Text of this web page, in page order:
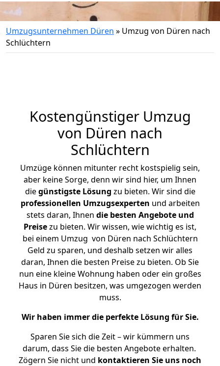
Umzugsunternehmen Düren » Umzug von Düren nach
Schlüchtern
Kostengünstiger Umzug
von Düren nach
Schlüchtern
Umzüge können mitunter recht kostspielig sein,
aber keine Sorge, denn wir sind hier, um Ihnen
diegünstigste Lösung zu bieten. Wir sind die
professionellen Umzugsexperten und arbeiten
stets daran, Ihnen die besten Angebote und
Preisezu bieten. Wir wissen, wie wichtig es ist,
bei einem Umzug von Düren nach Schlüchtern
Geld zu sparen, und deshalb setzen wir alles
daran, Ihnen die besten Preise zu bieten. Ob Sie
nun eine kleine Wohnung haben oder ein großes
Haus in Düren besitzen, was umgezogen werden
muss.
Wir haben immer die perfekte Lösung für Sie.
Sparen Sie sich die Zeit – wir kümmern uns
darum, dass Sie die besten Angebote erhalten.
Zögern Sie nicht und kontaktieren Sie uns noch